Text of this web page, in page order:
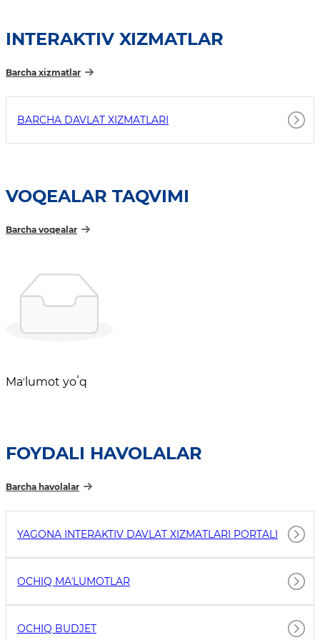
INTERAKTIV XIZMATLAR
Barcha xizmatlar
BARCHA DAVLAT XIZMATLARI
VOQEALAR TAQVIMI
Barcha voqealar
Maʼlumot yoʻq
FOYDALI HAVOLALAR
Barcha havolalar
YAGONA INTERAKTIV DAVLAT XIZMATLARI PORTALI
OCHIQ MAʼLUMOTLAR
OCHIQ BUDJET